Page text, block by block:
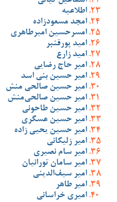
اطلاعیه
امجد مسعودزاده
امسرحسین امیرطاهری
امید پورقنبر
امید زارع
امیر حاج رضایی
امیر حسین بنی اسد
امیر حسین صالحی منش
امیر حسین صالحی‌منش
امیر حسین طاحونی
امیر حسین عسگری
امیر حسین یحیی زاده
امیر زلیکانی
امیر سام نصیری
امیر سامان تورانیان
امیر سیف‌الدینی
امیر طاهر
امیری خراسانی